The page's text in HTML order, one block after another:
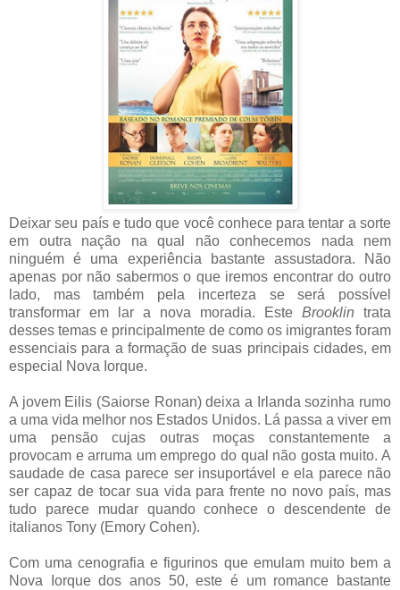
Deixar seu país e tudo que você conhece para tentar a sorte
em outra nação na qual não conhecemos nada nem
ninguém é uma experiência bastante assustadora. Não
apenas por não sabermos o que iremos encontrar do outro
lado, mas também pela incerteza se será possível
transformar em lar a nova moradia. Este Brooklin trata
desses temas e principalmente de como os imigrantes foram
essenciais para a formação de suas principais cidades, em
especial Nova Iorque.
A jovem Eilis (Saiorse Ronan) deixa a Irlanda sozinha rumo
a uma vida melhor nos Estados Unidos. Lá passa a viver em
uma pensão cujas outras moças constantemente a
provocam e arruma um emprego do qual não gosta muito. A
saudade de casa parece ser insuportável e ela parece não
ser capaz de tocar sua vida para frente no novo país, mas
tudo parece mudar quando conhece o descendente de
italianos Tony (Emory Cohen).
Com uma cenografia e figurinos que emulam muito bem a
Nova Iorque dos anos 50, este é um romance bastante